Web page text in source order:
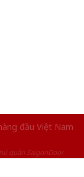
đầu Việt Nam
quản SaigonDoor